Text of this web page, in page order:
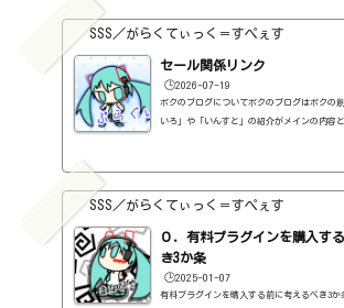
SSS／がらくてぃっく＝すぺぇす
セール関係リンク
🕒️2026-07-19
ボクのブログについてボクのブログはボクの
いろ」や「いんすと」の紹介がメインの内容と
録はしていますし、セールしているプラグイ
表示するように（編集したら、自動的に最初
ですが・・...
SSS／がらくてぃっく＝すぺぇす
０．有料プラグインを購入す
き3か条
🕒️2025-01-07
有料プラグインを購入する前に考えるべき3か